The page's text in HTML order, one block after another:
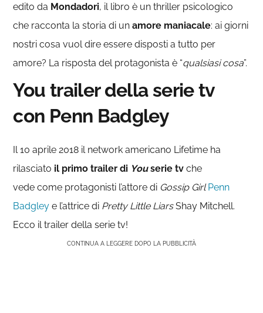
edito da Mondadori, il libro è un thriller psicologico
che racconta la storia di unamore maniacale: ai giorni
nostri cosa vuol dire essere disposti a tutto per
amore? La risposta del protagonista è “qualsiasi cosa”.
You trailer della serie tv
con Penn Badgley
Il 10 aprile 2018 il network americano Lifetime ha
rilasciato il primo trailer di Youserie tv che
vede come protagonisti l’attore di Gossip GirlPenn
Badgley e l’attrice di Pretty Little LiarsShay Mitchell.
Ecco il trailer della serie tv!
CONTINUA A LEGGERE DOPO LA PUBBLICITÀ